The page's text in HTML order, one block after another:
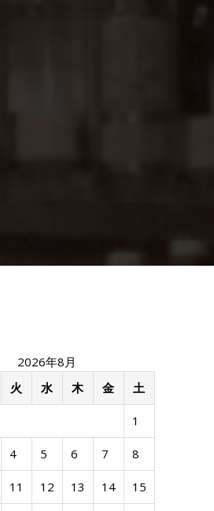
2026年8月
火 水 木 金 土
1
4 5 6 7 8
11 12 13 14 15